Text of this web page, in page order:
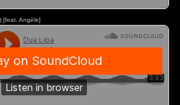
[feat. Angèle]